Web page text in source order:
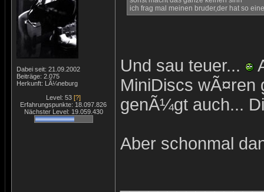
Dabei seit: 21.09.2002
Beiträge: 2.075
Herkunft: LÃ¼neburg
Level: 53 [?]
Erfahrungspunkte: 18.097.826
Nächster Level: 19.059.430
ich frag mal meinen bruder,der hat so
Und sau teuer...
MiniDiscs wÃ¤ren
genÃ¼gt auch...
Aber schonmal